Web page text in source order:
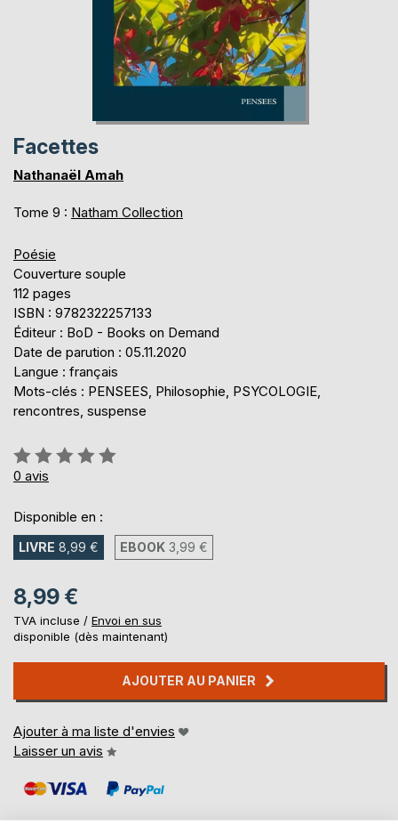
Facettes
Nathanaël Amah
Tome 9 : Natham Collection
Poésie
Couverture souple
112 pages
ISBN : 9782322257133
Éditeur : BoD - Books on Demand
Date de parution : 05.11.2020
Langue : français
Mots-clés : PENSEES, Philosophie, PSYCOLOGIE,
rencontres, suspense
Évaluation:
0%
0 avis
Disponible en :
LIVRE 8,99 € EBOOK 3,99 €
8,99 €
TVA incluse / Envoi en sus
disponible (dès maintenant)
AJOUTER AU PANIER
Ajouter à ma liste d'envies
Laisser un avis